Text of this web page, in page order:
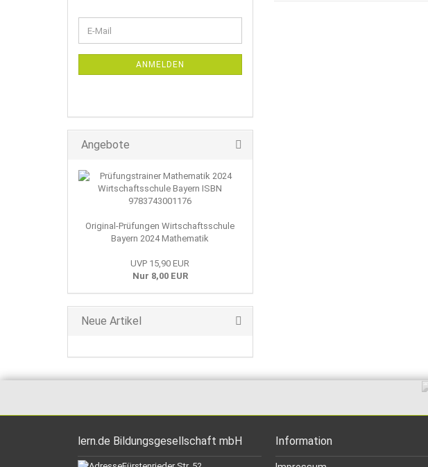
ZUR
E-
Mail
ANMELDEN
Angebote
Original-Prüfungen Wirtschaftsschule
Bayern 2024 Mathematik
UVP 15,90 EUR
Nur 8,00 EUR
Neue Artikel
lern.de Bildungsgesellschaft mbH Information